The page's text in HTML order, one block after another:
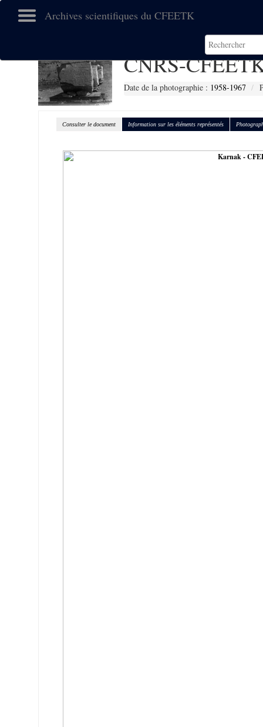
Archives scientifiques du CFEETK
CNRS-
Date de la photographie : 1958-1967
Consulter le document Information sur les éléments représentés